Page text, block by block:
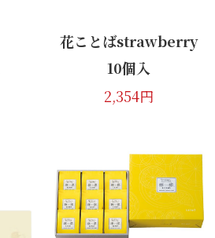
柏屋薄皮饅頭ついつい
花ことばstrawberry
10個入
2,354円